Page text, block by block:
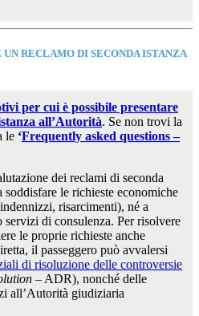
RECLAMO DI SECONDA ISTANZA
per cui è possibile presentare
all’Autorità. Se non trovi la
le ‘Frequently asked questions –
dei reclami di seconda
soddisfare le richieste economiche
risarcimenti), né a
servizi di consulenza. Per risolvere
le proprie richieste anche
il passeggero può avvalersi
di risoluzione delle controversie
– ADR), nonché delle
all’Autorità giudiziaria